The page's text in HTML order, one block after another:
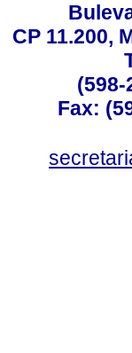
CP 11.200,
(598-
Fax: